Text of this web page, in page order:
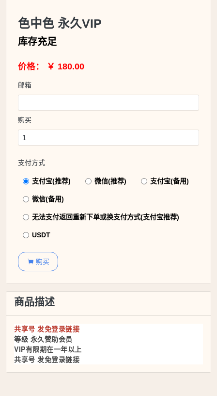
色中色 永久VIP
库存充足
价格： ￥ 180.00
邮箱
购买
支付方式
支付宝(推荐) 微信(推荐) 支付宝(备用)
微信(备用)
无法支付返回重新下单或换支付方式(支付宝推荐)
USDT
 购买
商品描述
共享号 发免登录链接
等级 永久赞助会员
VIP有限期在一年以上
共享号 发免登录链接